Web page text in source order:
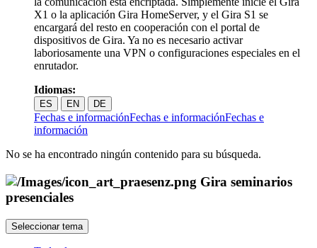
X1 o la aplicación Gira HomeServer, y el Gira S1 se
encargará del resto en cooperación con el portal de
dispositivos de Gira. Ya no es necesario activar
laboriosamente una VPN o configuraciones especiales en el
enrutador.
Idiomas:
ES EN DE
Fechas e informaciónFechas e informaciónFechas e
información
No se ha encontrado ningún contenido para su búsqueda.
Gira seminarios
presenciales
Seleccionar tema